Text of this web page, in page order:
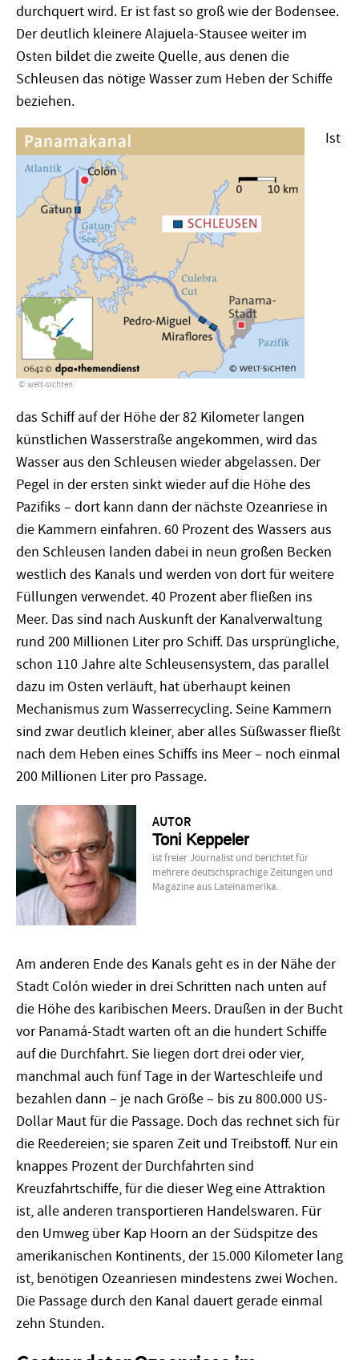
durchquert wird. Er ist fast so groß wie der Bodensee.
Der deutlich kleinere Alajuela-Stausee weiter im
Osten bildet die zweite Quelle, aus denen die
Schleusen das nötige Wasser zum Heben der Schiffe
beziehen.
welt-sichten
Ist
das Schiff auf der Höhe der 82 Kilometer langen
künstlichen Wasserstraße angekommen, wird das
Wasser aus den Schleusen wieder abgelassen. Der
Pegel in der ersten sinkt wieder auf die Höhe des
Pazifiks – dort kann dann der nächste Ozeanriese in
die Kammern einfahren. 60 Prozent des Wassers aus
den Schleusen landen dabei in neun großen Becken
westlich des Kanals und werden von dort für weitere
Füllungen verwendet. 40 Prozent aber fließen ins
Meer. Das sind nach Auskunft der Kanalverwaltung
rund 200 Millionen Liter pro Schiff. Das ursprüngliche,
schon 110 Jahre alte Schleusensystem, das parallel
dazu im Osten verläuft, hat überhaupt keinen
Mechanismus zum Wasserrecycling. Seine Kammern
sind zwar deutlich kleiner, aber alles Süßwasser fließt
nach dem Heben eines Schiffs ins Meer – noch einmal
200 Millionen Liter pro Passage.
AUTOR
Toni Keppeler
ist freier Journalist und berichtet für
mehrere deutschsprachige Zeitungen und
Magazine aus Lateinamerika.
Am anderen Ende des Kanals geht es in der Nähe der
Stadt Colón wieder in drei Schritten nach unten auf
die Höhe des karibischen Meers. Draußen in der Bucht
vor Panamá-Stadt warten oft an die hundert Schiffe
auf die Durchfahrt. Sie liegen dort drei oder vier,
manchmal auch fünf Tage in der Warteschleife und
bezahlen dann – je nach Größe – bis zu 800.000 US-
Dollar Maut für die Passage. Doch das rechnet sich für
die Reedereien; sie sparen Zeit und Treibstoff. Nur ein
knappes Prozent der Durchfahrten sind
Kreuzfahrtschiffe, für die dieser Weg eine Attraktion
ist, alle anderen transportieren Handelswaren. Für
den Umweg über Kap Hoorn an der Südspitze des
amerikanischen Kontinents, der 15.000 Kilometer lang
ist, benötigen Ozeanriesen mindestens zwei Wochen.
Die Passage durch den Kanal dauert gerade einmal
zehn Stunden.